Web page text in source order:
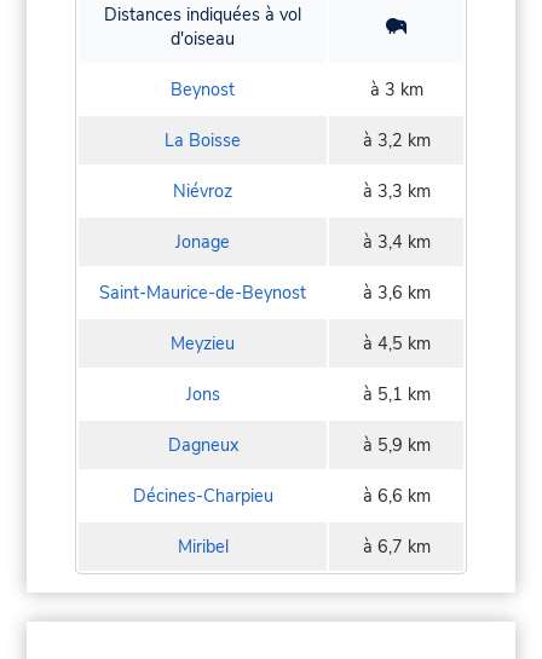
Distances indiquées à vol
d'oiseau
Beynost à 3 km
La Boisse à 3,2 km
Niévroz à 3,3 km
Jonage à 3,4 km
Saint-Maurice-de-Beynost à 3,6 km
Meyzieu à 4,5 km
Jons à 5,1 km
Dagneux à 5,9 km
Décines-Charpieu à 6,6 km
Miribel à 6,7 km